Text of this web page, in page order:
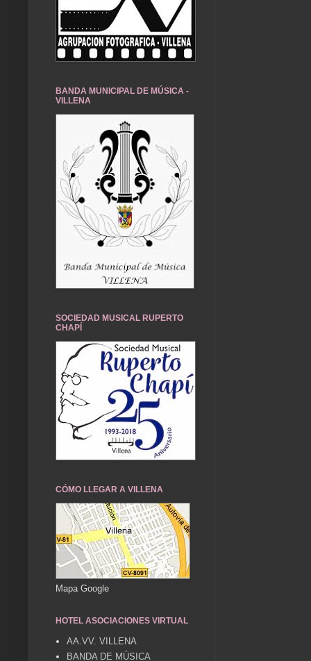
BANDA MUNICIPAL DE MÚSICA -
VILLENA
SOCIEDAD MUSICAL RUPERTO
CHAPÍ
CÓMO LLEGAR A VILLENA
Mapa Google
HOTEL ASOCIACIONES VIRTUAL
AA.VV. VILLENA
BANDA DE MÚSICA